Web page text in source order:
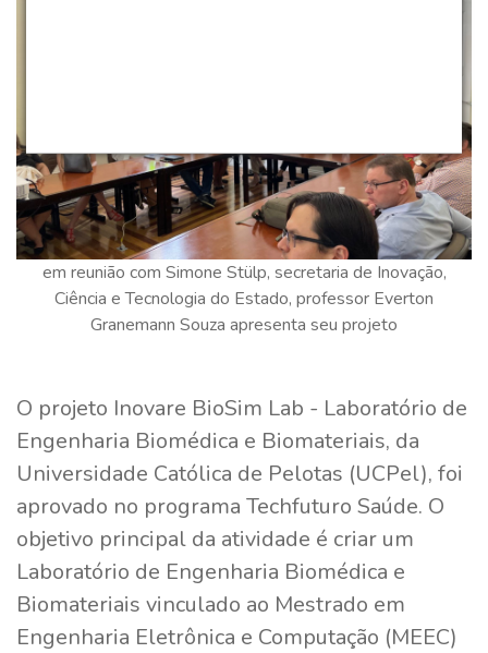
em reunião com Simone Stülp, secretaria de Inovação,
Ciência e Tecnologia do Estado, professor Everton
Granemann Souza apresenta seu projeto
O projeto Inovare BioSim Lab - Laboratório de
Engenharia Biomédica e Biomateriais, da
Universidade Católica de Pelotas (UCPel), foi
aprovado no programa Techfuturo Saúde. O
objetivo principal da atividade é criar um
Laboratório de Engenharia Biomédica e
Biomateriais vinculado ao Mestrado em
Engenharia Eletrônica e Computação (MEEC)